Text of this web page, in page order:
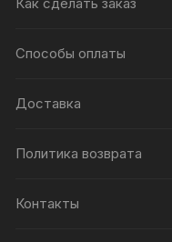
Способы оплаты
Доставка
Политика возврата
Контакты